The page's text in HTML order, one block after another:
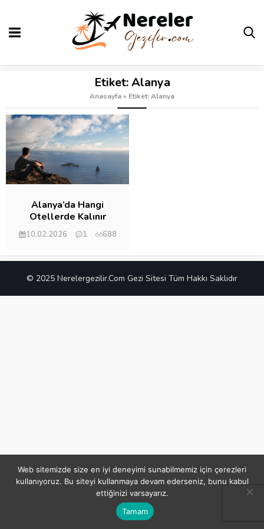
Etiket:Alanya
Anasayfa» Etiket: Alanya
Alanya’da Hangi
Otellerde Kalınır
10.02.2026 1 688
© 2025 Nerelergezilir.Com Gezi Sitesi Tüm Hakkı Saklıdır
Web sitemizde size en iyi deneyimi sunabilmemiz için çerezleri
kullanıyoruz. Bu siteyi kullanmaya devam ederseniz, bunu kabul
ettiğinizi varsayarız.
Tamam